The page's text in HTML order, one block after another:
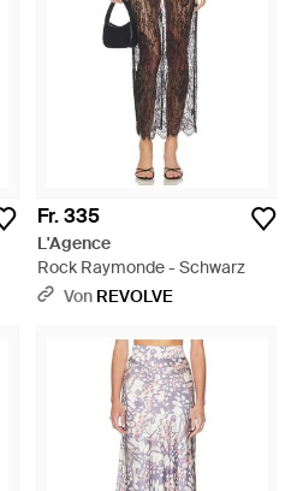
Fr. 335
L'Agence
Rock Raymonde - Schwarz
Von REVOLVE